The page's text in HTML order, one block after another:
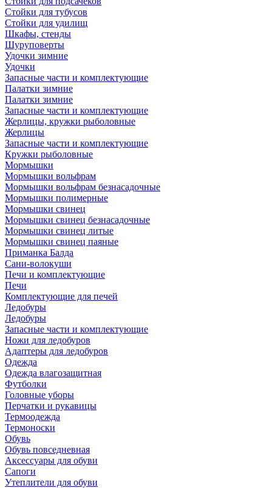
Стойки для тубусов
Стойки для удилищ
Шкафы, стенды
Шуруповерты
Удочки зимние
Удочки
Запасные части и комплектующие
Палатки зимние
Палатки зимние
Запасные части и комплектующие
Жерлицы, кружки рыболовные
Жерлицы
Запасные части и комплектующие
Кружки рыболовные
Мормышки
Мормышки вольфрам
Мормышки вольфрам безнасадочные
Мормышки полимерные
Мормышки свинец
Мормышки свинец безнасадочные
Мормышки свинец литые
Мормышки свинец паяные
Приманка Балда
Сани-волокуши
Печи и комплектующие
Печи
Комплектующие для печей
Ледобуры
Ледобуры
Запасные части и комплектующие
Ножи для ледобуров
Адаптеры для ледобуров
Одежда
Одежда влагозащитная
Футболки
Головные уборы
Перчатки и рукавицы
Термоодежда
Термоноски
Обувь
Обувь повседневная
Аксессуары для обуви
Сапоги
Утеплители для обуви